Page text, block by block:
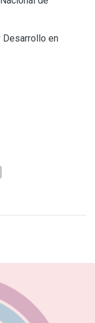
Desarrollo en